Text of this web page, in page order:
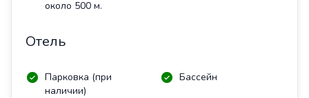
около 500 м.
Отель
Парковка (при
наличии)
Бассейн